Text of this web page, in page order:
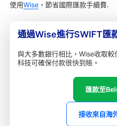
使用Wise ，節省國際匯款手續費.
通過Wise進行SWIFT匯
與大多數銀行相比，Wise收取
科技可確保付款很快到賬。
匯款至
接收來自海